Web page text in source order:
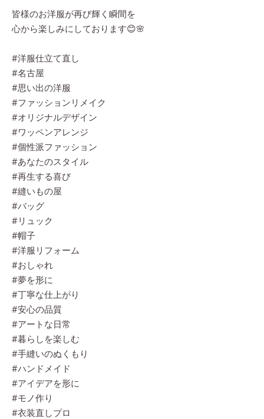
皆様のお洋服が再び輝く瞬間を
心から楽しみにしております😊🌸
#洋服仕立て直し
#名古屋
#思い出の洋服
#ファッションリメイク
#オリジナルデザイン
#ワッペンアレンジ
#個性派ファッション
#あなたのスタイル
#再生する喜び
#縫いもの屋
#バッグ
#リュック
#帽子
#洋服リフォーム
#おしゃれ
#夢を形に
#丁寧な仕上がり
#安心の品質
#アートな日常
#暮らしを楽しむ
#手縫いのぬくもり
#ハンドメイド
#アイデアを形に
#モノ作り
#衣装直しプロ